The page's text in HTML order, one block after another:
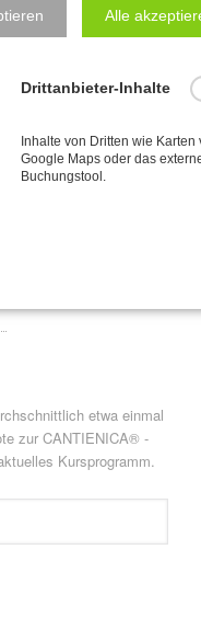
meine...
etwa einmal
zur CANTIENICA® -
Kursprogramm.
Alle
Drittanbieter-Inhalte
Inhalte von Dritten wie Karten
Google Maps oder das
Buchungstool.